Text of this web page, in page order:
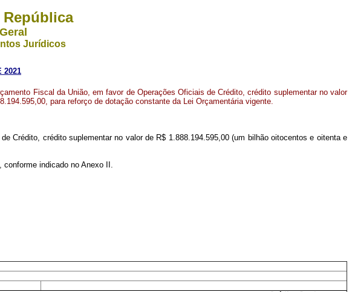
República
Jurídicos
2021
Fiscal da União, em favor de Operações Oficiais de Crédito, crédito suplementar no valor
para reforço de dotação constante da Lei Orçamentária vigente.
Crédito, crédito suplementar no valor de R$ 1.888.194.595,00 (um bilhão oitocentos e oitenta e
indicado no Anexo II.